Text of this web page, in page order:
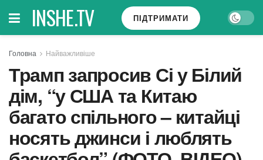
INSHE.TV ПІДТРИМАТИ
Головна Найважливіше
Трамп запросив Сі у Білий
дім, “у США та Китаю
багато спільного – китайці
носять джинси і люблять